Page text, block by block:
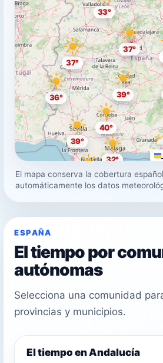
37°
39°
32°
40°
33°
36°
33°
39°
37°
El mapa conserva la cobertura
automáticamente los datos
ESPAÑA
El tiempo por
autónomas
Selecciona una comunidad
provincias y municipios.
El tiempo en Andalucía